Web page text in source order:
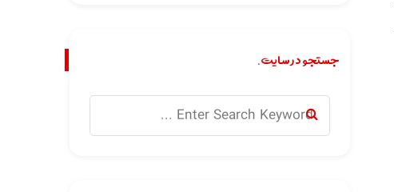
جستجو در سایت.